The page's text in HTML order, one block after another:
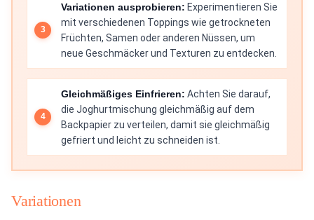
Variationen ausprobieren: Experimentieren Sie
mit verschiedenen Toppings wie getrockneten
Früchten, Samen oder anderen Nüssen, um
neue Geschmäcker und Texturen zu entdecken.
Gleichmäßiges Einfrieren: Achten Sie darauf,
die Joghurtmischung gleichmäßig auf dem
Backpapier zu verteilen, damit sie gleichmäßig
gefriert und leicht zu schneiden ist.
Variationen